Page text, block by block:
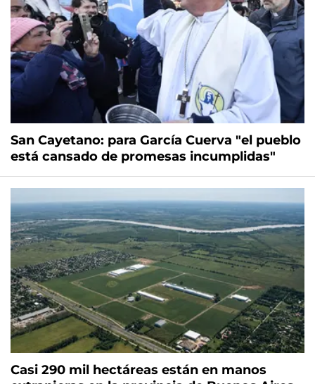
San Cayetano: para García Cuerva "el pueblo
está cansado de promesas incumplidas"
Casi 290 mil hectáreas están en manos